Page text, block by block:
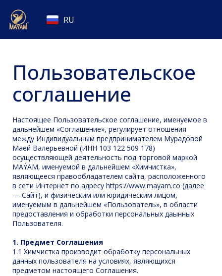
RU
Пользовательское
соглашение
Настоящее Пользовательское соглашение, именуемое в
дальнейшем «Соглашение», регулирует отношения
между Индивидуальным предпринимателем Мурадовой
Маей Валерьевной (ИНН 103 122 509 178)
осуществляющей деятельность под торговой маркой
MAÝAM, именуемой в дальнейшем «Химчистка»,
являющееся правообладателем сайта, расположенного
в сети Интернет по адресу https://www.mayam.co (далее
— Сайт), и физическим или юридическим лицом,
именуемым в дальнейшем «Пользователь», в области
предоставления и обработки персональных даынных
Пользователя.
1. Предмет Соглашения
1.1 Химчистка производит обработку персональных
данных пользователя на условиях, являющихся
предметом настоящего Соглашения.